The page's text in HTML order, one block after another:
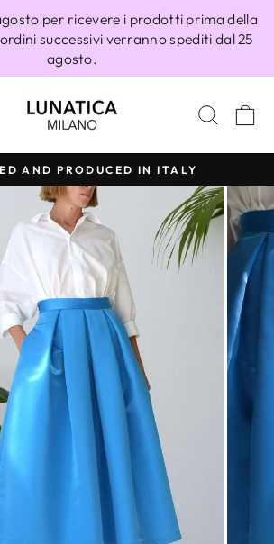
per ricevere i prodotti prima della
successivi verranno spediti dal 25
agosto.
DEL SITO
Metti
in
pausa
presentazione
AND PRODUCED IN ITALY